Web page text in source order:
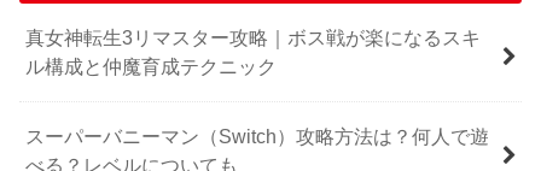
真女神転生3リマスター攻略｜ボス戦が楽になるスキ
ル構成と仲魔育成テクニック
スーパーバニーマン（Switch）攻略方法は？何人で遊
べる？レベルについても